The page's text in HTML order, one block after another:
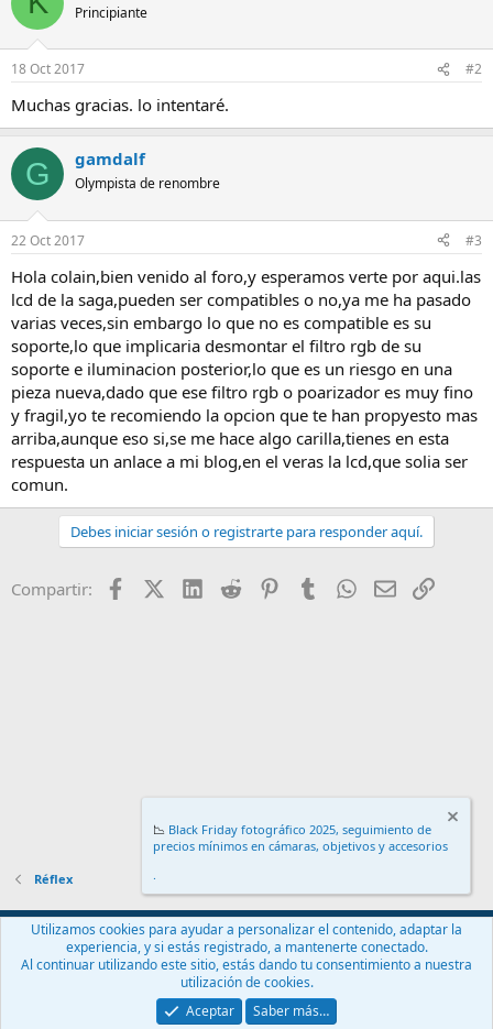
Principiante
18 Oct 2017 #2
Muchas gracias. lo intentaré.
G gamdalf
Olympista de renombre
22 Oct 2017 #3
Hola colain,bien venido al foro,y esperamos verte por aqui.las
lcd de la saga,pueden ser compatibles o no,ya me ha pasado
varias veces,sin embargo lo que no es compatible es su
soporte,lo que implicaria desmontar el filtro rgb de su
soporte e iluminacion posterior,lo que es un riesgo en una
pieza nueva,dado que ese filtro rgb o poarizador es muy fino
y fragil,yo te recomiendo la opcion que te han propyesto mas
arriba,aunque eso si,se me hace algo carilla,tienes en esta
respuesta un anlace a mi blog,en el veras la lcd,que solia ser
comun.
Debes iniciar sesión o registrarte para responder aquí.
Compartir: FacebookX (Twitter)
LinkedIn
Reddit PinterestTumblr WhatsApp
EmailEnlace
Réflex
Español (ES)
Contáctanos
Términos y reglas Política de privacidad
Ayuda
Community platform by XenForo® © 2010-2024 XenForo Ltd.
📉 Black Friday fotográfico 2025, seguimiento de
precios mínimos en cámaras, objetivos y accesorios
.
Utilizamos cookies para ayudar a personalizar el contenido, adaptar la
experiencia, y si estás registrado, a mantenerte conectado.
Al continuar utilizando este sitio, estás dando tu consentimiento a nuestra
utilización de cookies.
Aceptar
Saber más…